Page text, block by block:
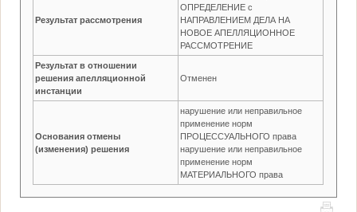
Результат рассмотрения
ОПРЕДЕЛЕНИЕ с
НАПРАВЛЕНИЕМ ДЕЛА НА
НОВОЕ АПЕЛЛЯЦИОННОЕ
РАССМОТРЕНИЕ
Результат в отношении
решения апелляционной
инстанции
Отменен
Основания отмены
(изменения) решения
нарушение или неправильное
применение норм
ПРОЦЕССУАЛЬНОГО права
нарушение или неправильное
применение норм
МАТЕРИАЛЬНОГО права